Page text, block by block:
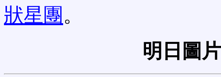
狀星團 。
明日圖